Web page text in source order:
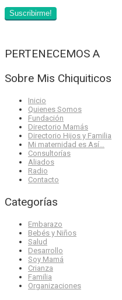
PERTENECEMOS A
Sobre Mis Chiquiticos
Inicio
Quienes Somos
Fundación
Directorio Mamás
Directorio Hijos y Familia
Mi maternidad es Así…
Consultorías
Aliados
Radio
Contacto
Categorías
Embarazo
Bebés y Niños
Salud
Desarrollo
Soy Mamá
Crianza
Familia
Organizaciones